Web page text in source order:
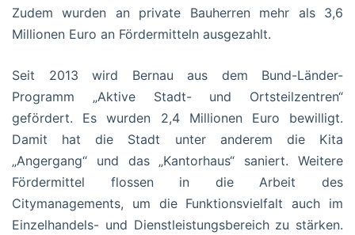
Zudem wurden an private Bauherren mehr als 3,6
Millionen Euro an Fördermitteln ausgezahlt.
Seit 2013 wird Bernau aus dem Bund-Länder-
Programm „Aktive Stadt- und Ortsteilzentren“
gefördert. Es wurden 2,4 Millionen Euro bewilligt.
Damit hat die Stadt unter anderem die Kita
„Angergang“ und das „Kantorhaus“ saniert. Weitere
Fördermittel flossen in die Arbeit des
Citymanagements, um die Funktionsvielfalt auch im
Einzelhandels- und Dienstleistungsbereich zu stärken.